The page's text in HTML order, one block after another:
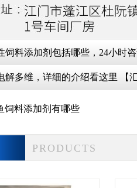
饲料添加剂包括哪些，24小时咨
解多维，详细的介绍看这里 【
饲料添加剂有哪些
PRODUCTS